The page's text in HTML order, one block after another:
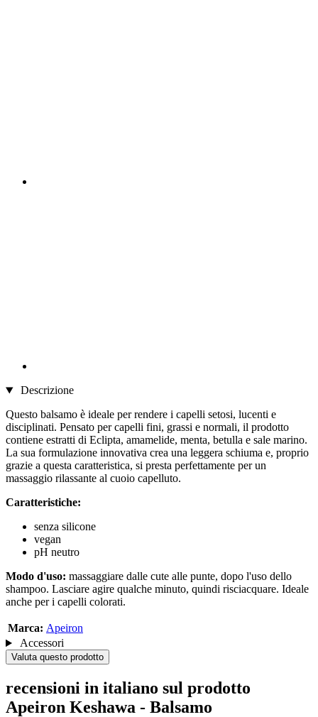
Descrizione
Questo balsamo è ideale per rendere i capelli setosi, lucenti e
disciplinati. Pensato per capelli fini, grassi e normali, il prodotto
contiene estratti di Eclipta, amamelide, menta, betulla e sale marino.
La sua formulazione innovativa crea una leggera schiuma e, proprio
grazie a questa caratteristica, si presta perfettamente per un
massaggio rilassante al cuoio capelluto.
Caratteristiche:
senza silicone
vegan
pH neutro
Modo d'uso: massaggiare dalle cute alle punte, dopo l'uso dello
shampoo. Lasciare agire qualche minuto, quindi risciacquare. Ideale
anche per i capelli colorati.
Marca: Apeiron
Accessori
Valuta questo prodotto
recensioni in italiano sul prodotto
Apeiron Keshawa - Balsamo